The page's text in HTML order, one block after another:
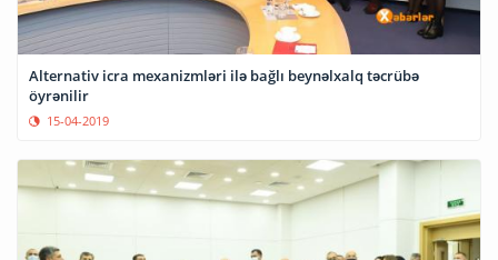
Alternativ icra mexanizmləri ilə bağlı beynəlxalq təcrübə
öyrənilir
15-04-2019